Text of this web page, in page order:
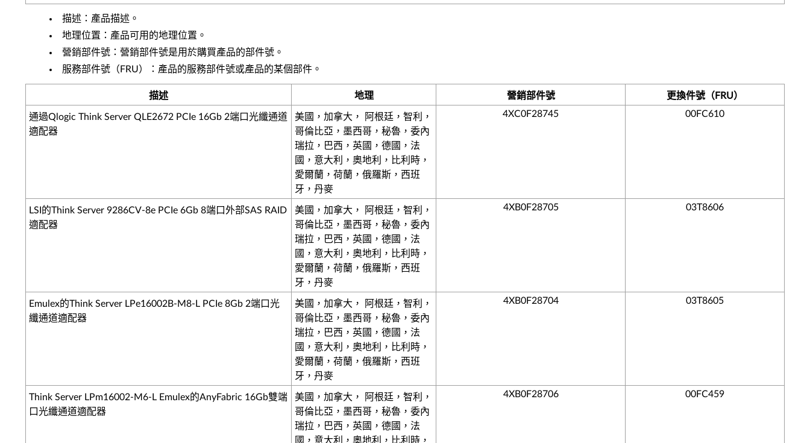
描述：產品描述。
地理位置：產品可用的地理位置。
營銷部件號：營銷部件號是用於購買產品的部件號。
服務部件號（FRU）：產品的服務部件號或產品的某個部件。
描述 地理 營銷部件號 更換件號（FRU）
通過Qlogic Think Server QLE2672 PCIe 16Gb 2端口光纖通道
適配器
美國，加拿大， 阿根廷，智利，
哥倫比亞，墨西哥，秘魯，委內
瑞拉，巴西，英國，德國，法
國，意大利，奧地利，比利時，
愛爾蘭，荷蘭，俄羅斯，西班
牙，丹麥
4XC0F28745 00FC610
LSI的Think Server 9286CV-8e PCIe 6Gb 8端口外部SAS RAID
適配器
美國，加拿大， 阿根廷，智利，
哥倫比亞，墨西哥，秘魯，委內
瑞拉，巴西，英國，德國，法
國，意大利，奧地利，比利時，
愛爾蘭，荷蘭，俄羅斯，西班
牙，丹麥
4XB0F28705 03T8606
Emulex的Think Server LPe16002B-M8-L PCIe 8Gb 2端口光
纖通道適配器
美國，加拿大， 阿根廷，智利，
哥倫比亞，墨西哥，秘魯，委內
瑞拉，巴西，英國，德國，法
國，意大利，奧地利，比利時，
愛爾蘭，荷蘭，俄羅斯，西班
牙，丹麥
4XB0F28704 03T8605
Think Server LPm16002-M6-L Emulex的AnyFabric 16Gb雙端
口光纖通道適配器
美國，加拿大， 阿根廷，智利，
哥倫比亞，墨西哥，秘魯，委內
瑞拉，巴西，英國，德國，法
國，意大利，奧地利，比利時，
4XB0F28706 00FC459